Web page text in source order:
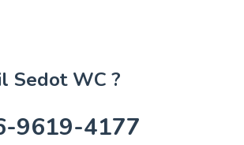
Sedot WC ?
9619-4177